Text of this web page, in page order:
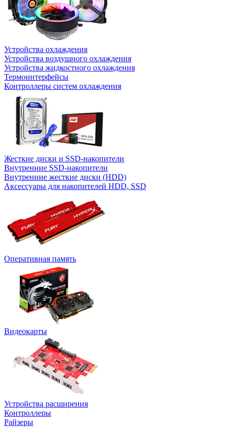
Устройства охлаждения
Устройства воздушного охлаждения
Устройства жидкостного охлаждения
Термоинтерфейсы
Контроллеры систем охлаждения
Жесткие диски и SSD-накопители
Внутренние SSD-накопители
Внутренние жесткие диски (HDD)
Аксессуары для накопителей HDD, SSD
Оперативная память
Видеокарты
Устройства расширения
Контроллеры
Райзеры